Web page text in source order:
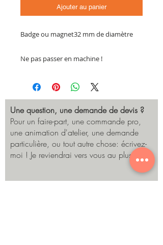
Ajouter au panier
Badge ou magnet32 mm de diamètre
Ne pas passer en machine !
Une question, une demande de devis ?
Pour un faire-part, une commande pro,
une animation d'atelier, une demande
particulière, ou tout autre chose: écrivez-
moi ! Je reviendrai vers vous au plus vite.